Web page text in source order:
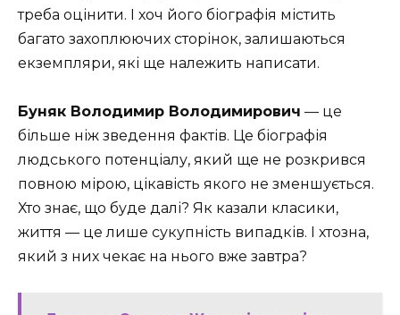
треба оцінити. І хоч його біографія містить
багато захоплюючих сторінок, залишаються
екземпляри, які ще належить написати.
Буняк Володимир Володимирович — це
більше ніж зведення фактів. Це біографія
людського потенціалу, який ще не розкрився
повною мірою, цікавість якого не зменшується.
Хто знає, що буде далі? Як казали класики,
життя — це лише сукупність випадків. І хтозна,
який з них чекає на нього вже завтра?